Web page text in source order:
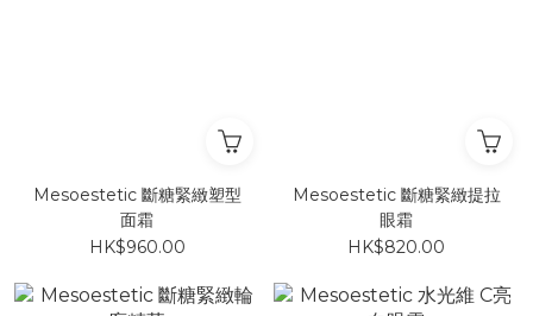
Mesoestetic 斷糖緊緻塑型
面霜
HK$960.00
Mesoestetic 斷糖緊緻提拉
眼霜
HK$820.00